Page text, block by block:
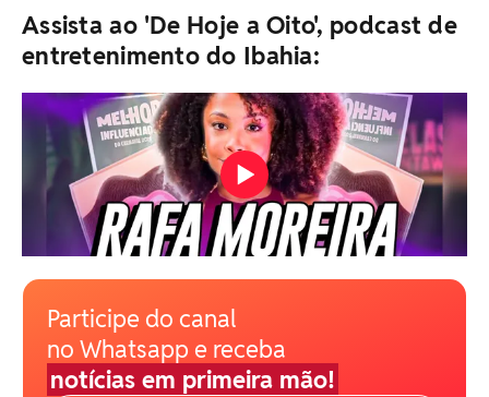
Assista ao 'De Hoje a Oito', podcast de
entretenimento do Ibahia:
Participe do canal
no Whatsapp e receba
notícias em primeira mão!